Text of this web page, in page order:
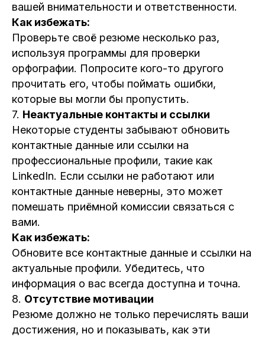
вашей внимательности и ответственности.
Как избежать:
Проверьте своё резюме несколько раз,
используя программы для проверки
орфографии. Попросите кого-то другого
прочитать его, чтобы поймать ошибки,
которые вы могли бы пропустить.
7. Неактуальные контакты и ссылки
Некоторые студенты забывают обновить
контактные данные или ссылки на
профессиональные профили, такие как
LinkedIn. Если ссылки не работают или
контактные данные неверны, это может
помешать приёмной комиссии связаться с
вами.
Как избежать:
Обновите все контактные данные и ссылки на
актуальные профили. Убедитесь, что
информация о вас всегда доступна и точна.
8. Отсутствие мотивации
Резюме должно не только перечислять ваши
достижения, но и показывать, как эти